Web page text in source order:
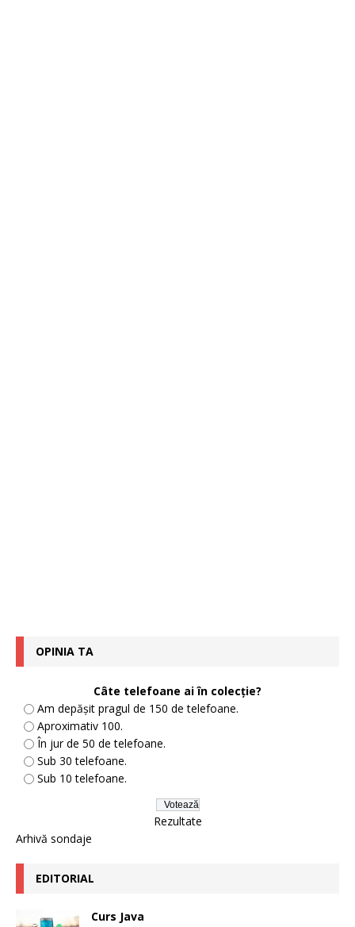
OPINIA TA
Câte telefoane ai în colecție?
Am depășit pragul de 150 de telefoane.
Aproximativ 100.
În jur de 50 de telefoane.
Sub 30 telefoane.
Sub 10 telefoane.
Rezultate
Arhivă sondaje
EDITORIAL
Curs Java